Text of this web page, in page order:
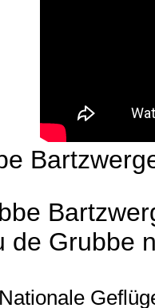
de Grubbe
Nationale